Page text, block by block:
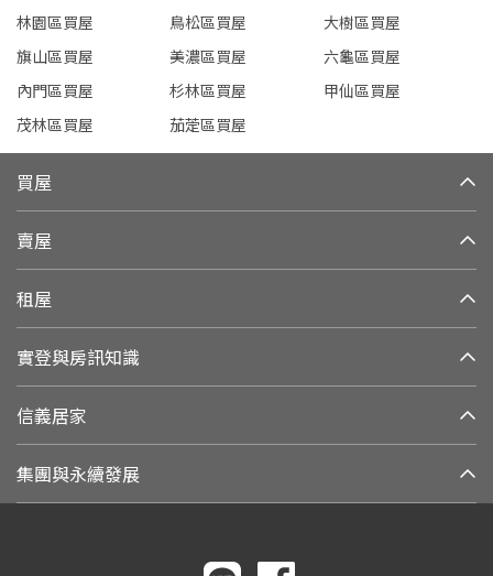
林園區買屋
鳥松區買屋
大樹區買屋
旗山區買屋
美濃區買屋
六龜區買屋
內門區買屋
杉林區買屋
甲仙區買屋
茂林區買屋
茄萣區買屋
買屋
賣屋
租屋
實登與房訊知識
信義居家
集團與永續發展